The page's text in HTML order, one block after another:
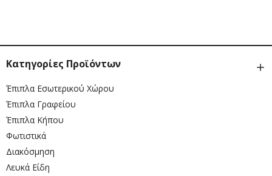
Κατηγορίες Προϊόντων
Έπιπλα Εσωτερικού Χώρου
Έπιπλα Γραφείου
Έπιπλα Κήπου
Φωτιστικά
Διακόσμηση
Λευκά Είδη